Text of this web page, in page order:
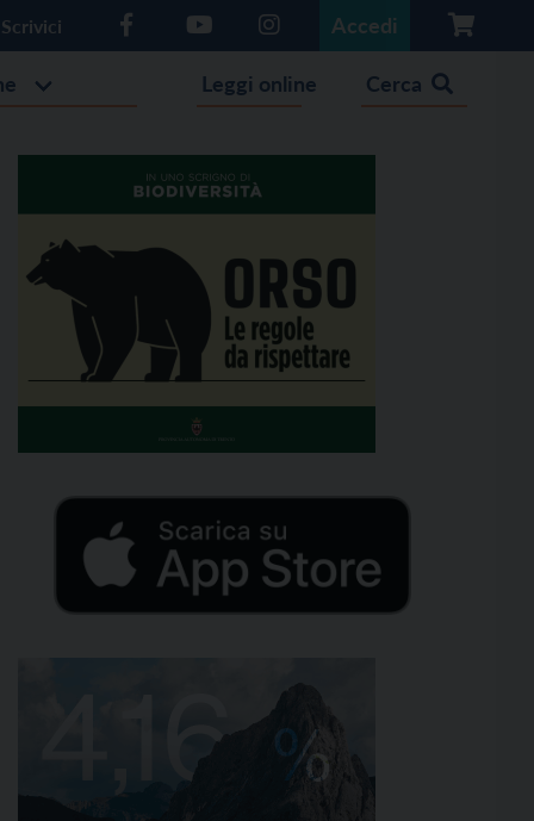
Scrivici Accedi
Leggi online Cerca